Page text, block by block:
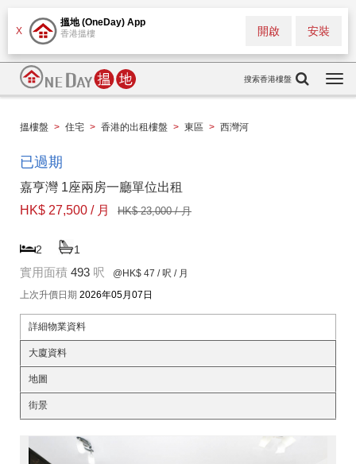
X
搵地 (OneDay) App
香港搵樓 安裝
開啟
搜索香港樓盤
搵樓盤 > 住宅 > 香港的出租樓盤 > 東區 > 西灣河
已過期
嘉亨灣 1座兩房一廳單位出租
HK$ 27,500 / 月
HK$ 23,000 / 月
2 1
實用面積 493 呎 @HK$ 47 / 呎 / 月
上次升價日期 2026年05月07日
詳細物業資料
大廈資料
地圖
街景